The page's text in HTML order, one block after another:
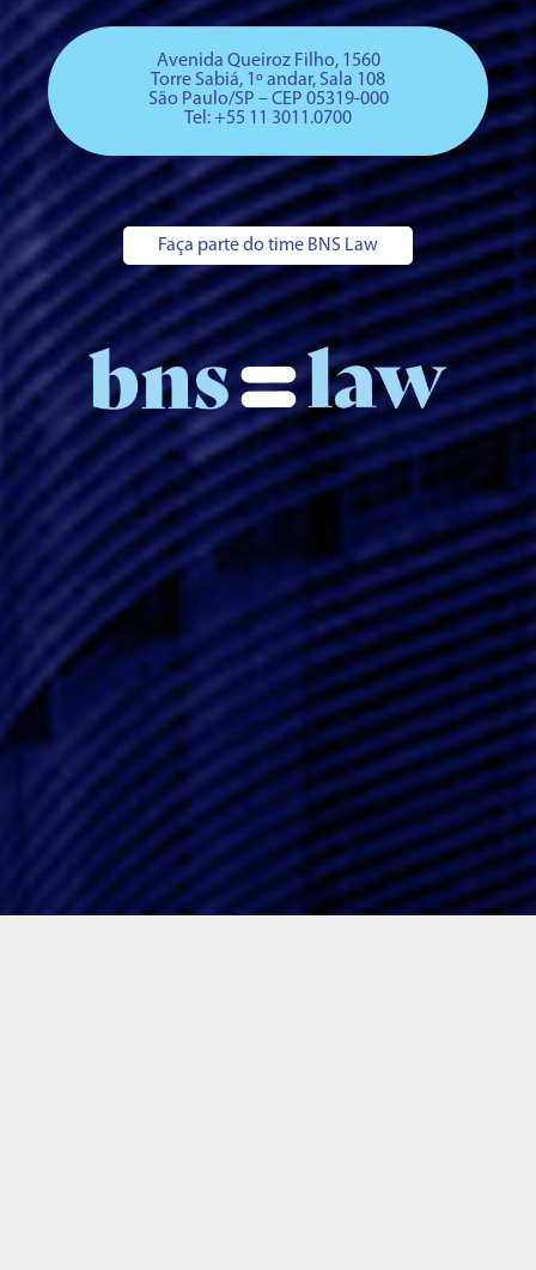
Avenida Queiroz Filho, 1560
Torre Sabiá, 1º andar, Sala 108
São Paulo/SP – CEP 05319-000
Tel: +55 11 3011.0700
Faça parte do time BNS Law